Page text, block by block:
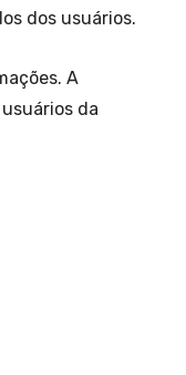
dos usuários.
A
da